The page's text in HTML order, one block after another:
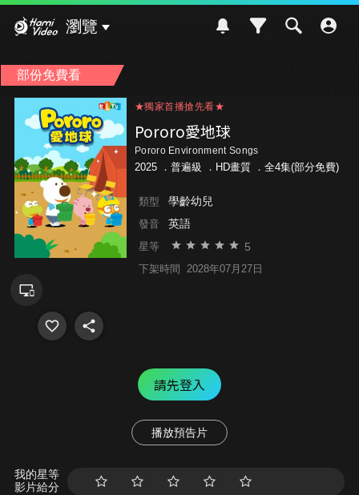
瀏覽
部份免費看
★獨家首播搶先看★
★獨家首播搶先看★
Pororo愛地球
Pororo Environment Songs
2025 ． 普遍級 ．HD畫質 ．全4集(部分免費)
類型 學齡幼兒
發音 英語
星等 5
下架時間 2028年07月27日
請先登入
播放預告片
我的星等
影片給分